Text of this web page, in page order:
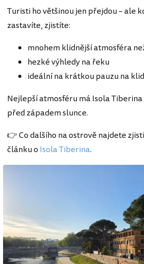
Turisti ho většinou jen přejdou – ale
zastavíte, zjistíte:
mnohem klidnější atmosféra
hezké výhledy na řeku
ideální na krátkou pauzu na
Nejlepší atmosféru má Isola
před západem slunce.
👉 Co dalšího na ostrově najdete
článku o Isola Tiberina.